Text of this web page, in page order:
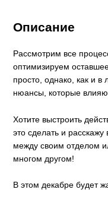
Описание
Рассмотрим все
оптимизируем
просто, однако, как и
нюансы, которые
Хотите выстроить
это сделать и
между своим отделом
многом другом!
В этом декабре будет